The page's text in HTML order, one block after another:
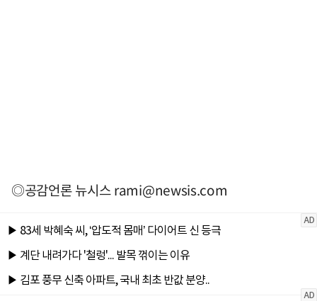
◎공감언론 뉴시스rami@newsis.com